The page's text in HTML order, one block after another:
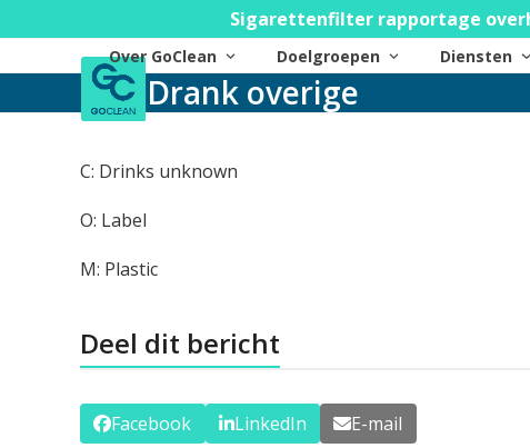
to
Sigarettenfilter rapportage
Over GoClean Doelgroepen Diensten
Drank overige
C: Drinks unknown
O: Label
M: Plastic
Deel dit bericht
Facebook LinkedIn E-mail